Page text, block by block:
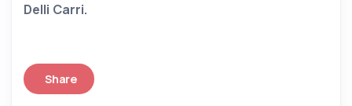
Delli Carri.
Share